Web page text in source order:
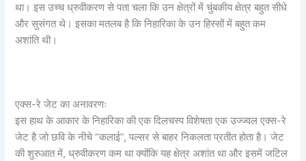
था। इस उच्च ध्रुवीकरण से पता चला कि उन क्षेत्रों में चुंबकीय क्षेत्र बहुत सीधे
और सुसंगत थे। इसका मतलब है कि निहारिका के उन हिस्सों में बहुत कम
अशांति थी।
एक्स-रे जेट का अनावरणः
इस हाथ के आकार के निहारिका की एक दिलचस्प विशेषता एक उज्ज्वल एक्स-रे
जेट है जो छवि के नीचे “कलाई”, पल्सर से बाहर निकलता प्रतीत होता है। जेट
की शुरुआत में, ध्रुवीकरण कम था क्योंकि यह क्षेत्र अशांत था और इसमें जटिल